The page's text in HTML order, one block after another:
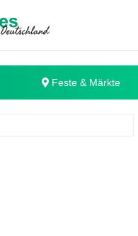
Feste & Märkte